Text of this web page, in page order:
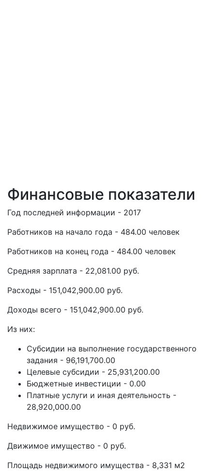
Финансовые показатели
Год последней информации - 2017
Работников на начало года - 484.00 человек
Работников на конец года - 484.00 человек
Средняя зарплата - 22,081.00 руб.
Расходы - 151,042,900.00 руб.
Доходы всего - 151,042,900.00 руб.
Из них:
Субсидии на выполнение государственного
задания - 96,191,700.00
Целевые субсидии - 25,931,200.00
Бюджетные инвестиции - 0.00
Платные услуги и иная деятельность -
28,920,000.00
Недвижимое имущество - 0 руб.
Движимое имущество - 0 руб.
Площадь недвижимого имущества - 8,331 м2